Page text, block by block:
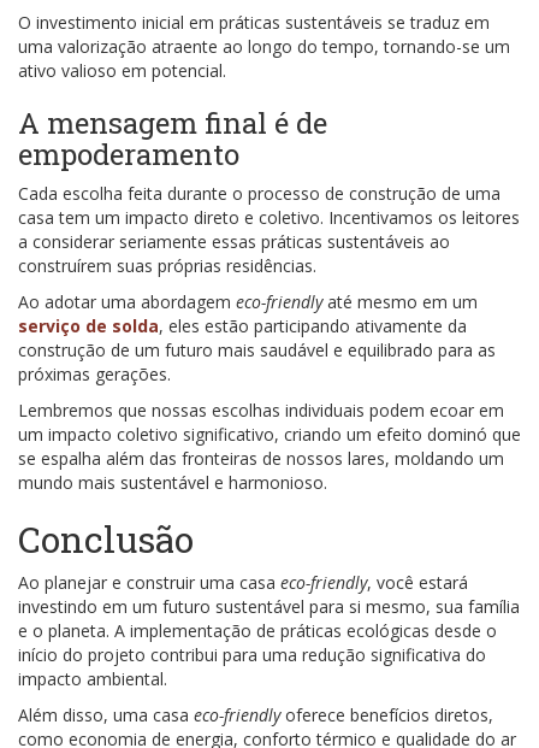
O investimento inicial em práticas sustentáveis se traduz em
uma valorização atraente ao longo do tempo, tornando-se um
ativo valioso em potencial.
A mensagem final é de
empoderamento
Cada escolha feita durante o processo de construção de uma
casa tem um impacto direto e coletivo. Incentivamos os leitores
a considerar seriamente essas práticas sustentáveis ao
construírem suas próprias residências.
Ao adotar uma abordagem eco-friendlyaté mesmo em um
serviço de solda, eles estão participando ativamente da
construção de um futuro mais saudável e equilibrado para as
próximas gerações.
Lembremos que nossas escolhas individuais podem ecoar em
um impacto coletivo significativo, criando um efeito dominó que
se espalha além das fronteiras de nossos lares, moldando um
mundo mais sustentável e harmonioso.
Conclusão
Ao planejar e construir uma casa eco-friendly, você estará
investindo em um futuro sustentável para si mesmo, sua família
e o planeta. A implementação de práticas ecológicas desde o
início do projeto contribui para uma redução significativa do
impacto ambiental.
Além disso, uma casa eco-friendlyoferece benefícios diretos,
como economia de energia, conforto térmico e qualidade do ar